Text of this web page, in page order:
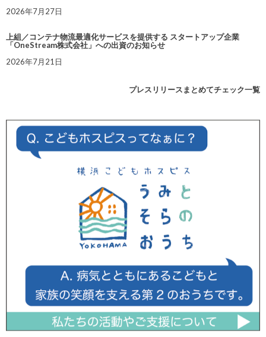
2026年7月27日
上組／コンテナ物流最適化サービスを提供する スタートアップ企業
「OneStream株式会社」への出資のお知らせ
2026年7月21日
プレスリリースまとめてチェック一覧